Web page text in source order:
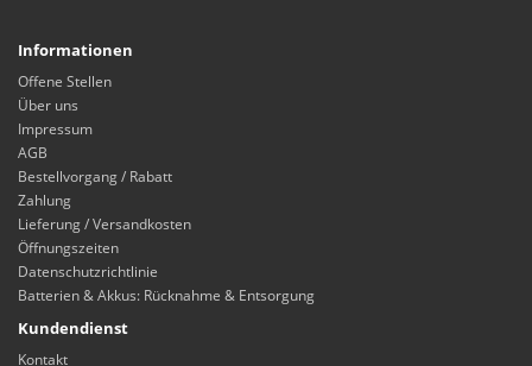
Informationen
Offene Stellen
Über uns
Impressum
AGB
Bestellvorgang / Rabatt
Zahlung
Lieferung / Versandkosten
Öffnungszeiten
Datenschutzrichtlinie
Batterien & Akkus: Rücknahme & Entsorgung
Kundendienst
Kontakt